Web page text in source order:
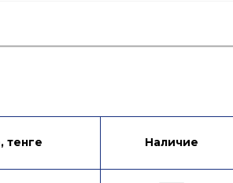
тенге Наличие